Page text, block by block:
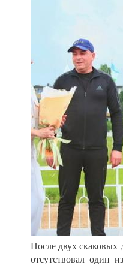
После двух скаковых
отсутствовал один